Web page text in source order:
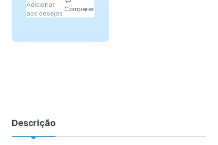
Adicionar
aos desejos
Comparar
Descrição